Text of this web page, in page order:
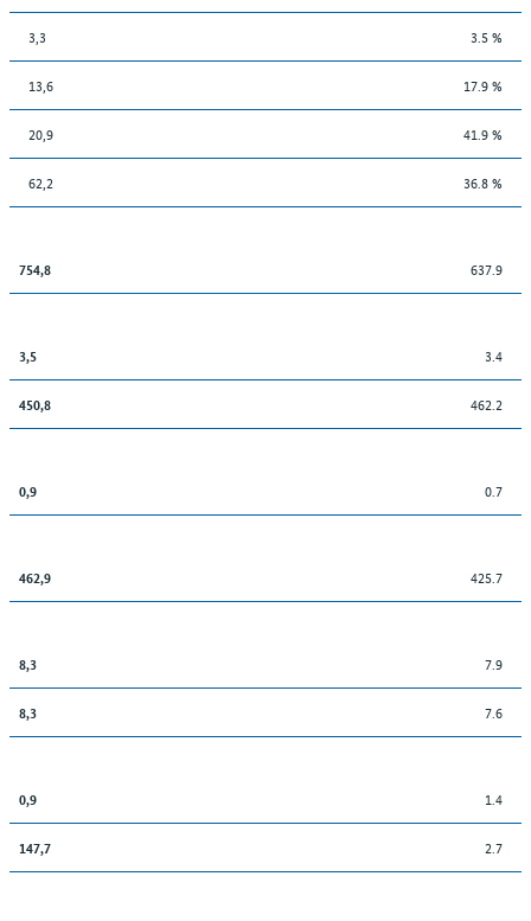
3,3 3.5 %
13,6 17.9 %
20,9 41.9 %
62,2 36.8 %
754,8 637.9
3,5 3.4
450,8 462.2
0,9 0.7
462,9 425.7
8,3 7.9
8,3 7.6
0,9 1.4
147,7 2.7